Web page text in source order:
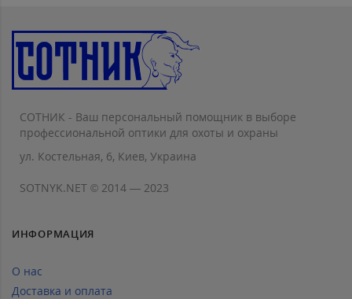
СОТНИК - Ваш персональный помощник в выборе
профессиональной оптики для охоты и охраны
ул. Костельная, 6, Киев, Украина
SOTNYK.NET © 2014 — 2023
ИНФОРМАЦИЯ
О нас
Доставка и оплата